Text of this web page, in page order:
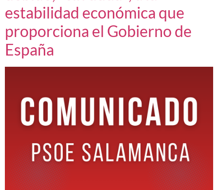
estabilidad económica que
proporciona el Gobierno de
España